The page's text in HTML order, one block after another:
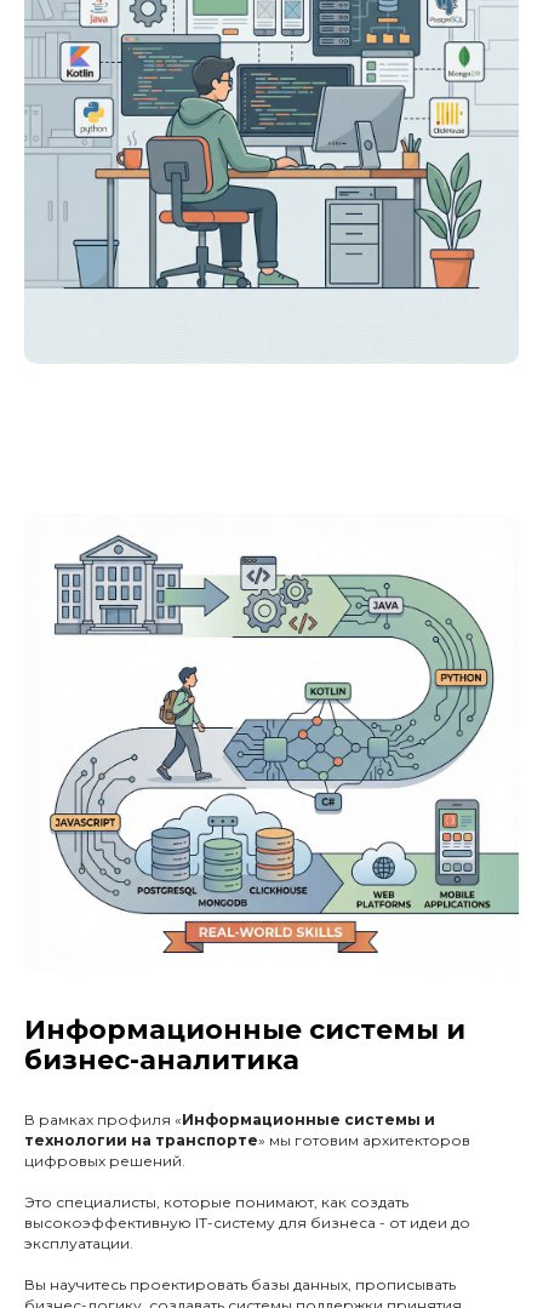
Информационные системы и
бизнес-аналитика
В рамках профиля «Информационные системы и
технологии на транспорте» мы готовим архитекторов
цифровых решений.
Это специалисты, которые понимают, как создать
высокоэффективную IT-систему для бизнеса - от идеи до
эксплуатации.
Вы научитесь проектировать базы данных, прописывать